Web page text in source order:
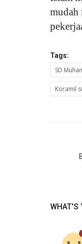
mudah
Tags:
SD
Koramil
WHAT'S